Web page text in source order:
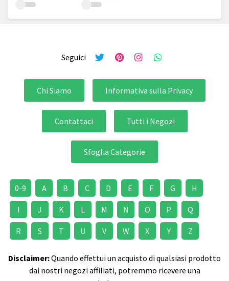
Seguici
Chi Siamo Informativa sulla Privacy
Contattaci Tutti i Negozi
Sfoglia Categorie
0-9 A B C D E F G H
I J K L M N O P Q
R S T U V W X Y Z
Disclaimer:Quando effettui un acquisto di qualsiasi prodotto
dai nostri negozi affiliati, potremmo ricevere una